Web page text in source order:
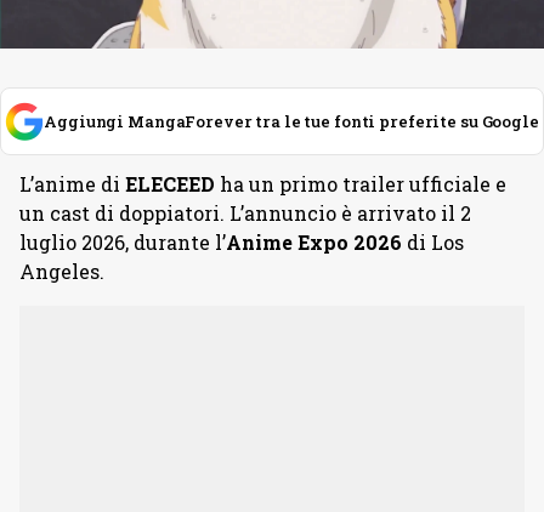
Aggiungi MangaForever tra le tue fonti preferite su Google
L’anime di ELECEED ha un primo trailer ufficiale e
un cast di doppiatori. L’annuncio è arrivato il 2
luglio 2026, durante l’Anime Expo 2026 di Los
Angeles.